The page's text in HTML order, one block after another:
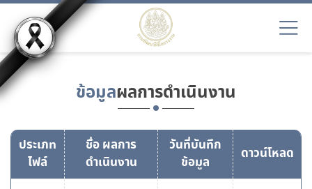
ข้อมูลผลการดำเนินงาน
ประเภท
ไฟล์
ชื่อ ผลการ
ดำเนินงาน
วันที่บันทึก
ข้อมูล
ดาวน์โหลด